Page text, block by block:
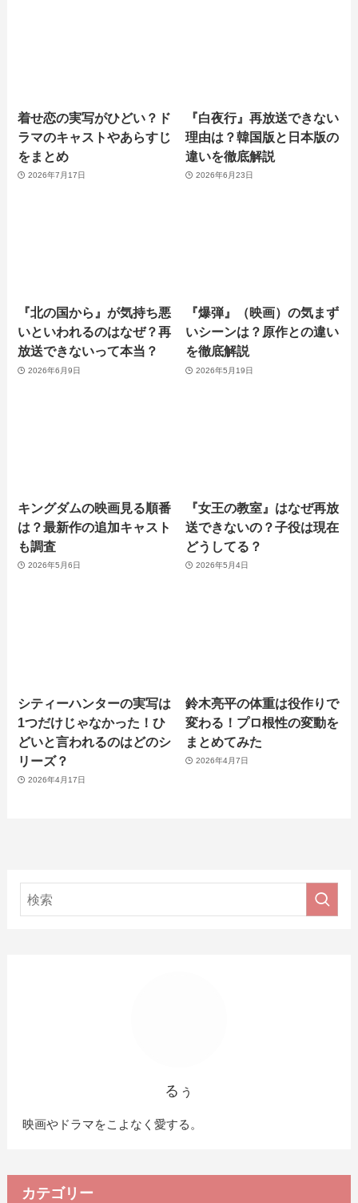
着せ恋の実写がひどい？ド
ラマのキャストやあらすじ
をまとめ
2026年7月17日
『白夜行』再放送できない
理由は？韓国版と日本版の
違いを徹底解説
2026年6月23日
『北の国から』が気持ち悪
いといわれるのはなぜ？再
放送できないって本当？
2026年6月9日
『爆弾』（映画）の気まず
いシーンは？原作との違い
を徹底解説
2026年5月19日
キングダムの映画見る順番
は？最新作の追加キャスト
も調査
2026年5月6日
『女王の教室』はなぜ再放
送できないの？子役は現在
どうしてる？
2026年5月4日
シティーハンターの実写は
1つだけじゃなかった！ひ
どいと言われるのはどのシ
リーズ？
2026年4月17日
鈴木亮平の体重は役作りで
変わる！プロ根性の変動を
まとめてみた
2026年4月7日
るぅ
映画やドラマをこよなく愛する。
カテゴリー